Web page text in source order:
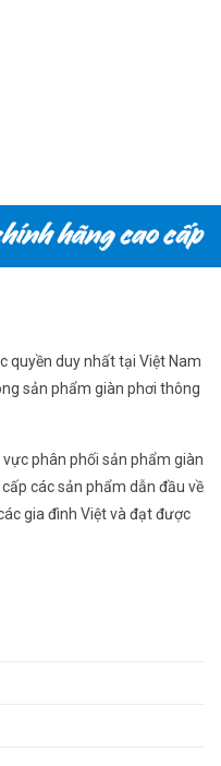
quyền duy nhất tại Việt Nam
sản phẩm giàn phơi thông
phân phối sản phẩm giàn
các sản phẩm dẫn đầu về
gia đình Việt và đạt được